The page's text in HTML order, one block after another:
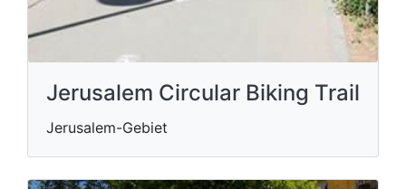
Jerusalem Circular Biking Trail
Jerusalem-Gebiet